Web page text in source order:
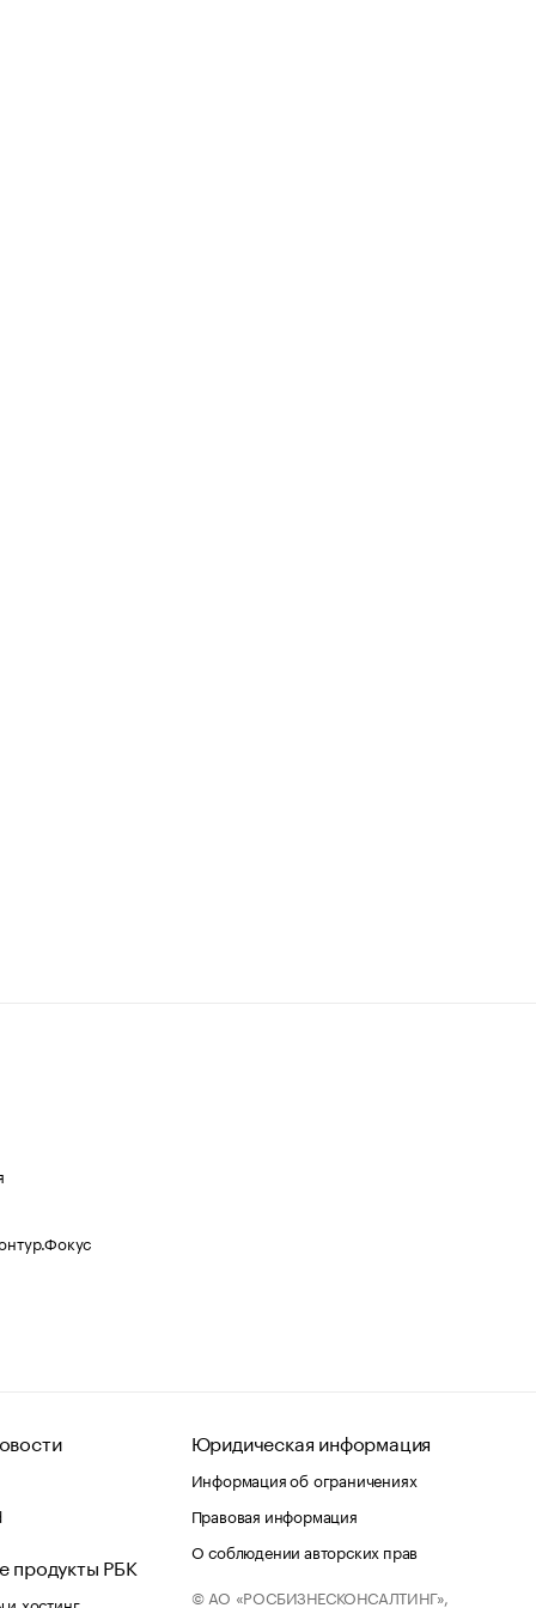
продукты РБК
хостинг
Юридическая информация
Информация об ограничениях
Правовая информация
О соблюдении авторских прав
© АО «РОСБИЗНЕСКОНСАЛТИНГ»,